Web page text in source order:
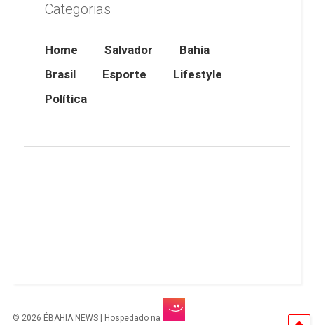
Categorias
Home Salvador
Bahia
Brasil
Esporte
Lifestyle
Política
© 2026 ÉBAHIA NEWS | Hospedado na